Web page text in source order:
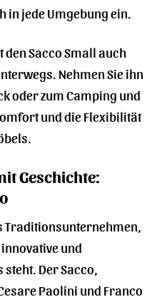
jede Umgebung ein.
Sacco Small auch
Nehmen Sie ihn
oder zum Camping und
und die Flexibilität
Geschichte:
und
Der Sacco,
Paolini und Franco